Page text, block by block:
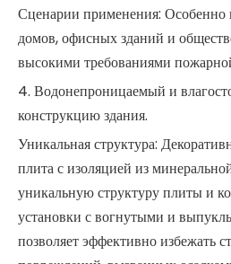
Сценарии применения:
домов, офисных зданий и
высокими требованиями
4. Водонепроницаемый и
конструкцию здания.
Уникальная структура:
плита с изоляцией из
уникальную структуру плиты и
установки с вогнутыми и
позволяет эффективно избежать